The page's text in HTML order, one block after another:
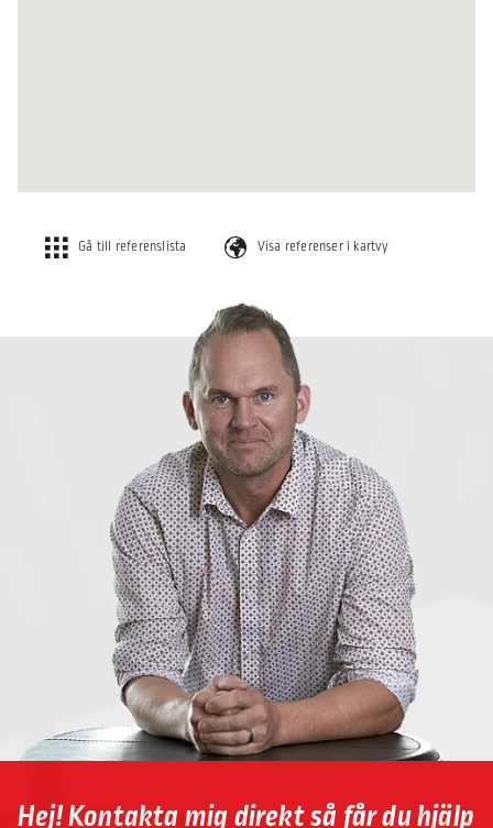
Gå till referenslista Visa referenser i kartvy
Hej! Kontakta mig direkt så får du hjälp